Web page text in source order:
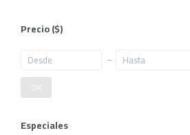
Precio($)
OK
Especiales